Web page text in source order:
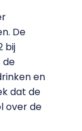
De
bij
de
en
dat de
over de